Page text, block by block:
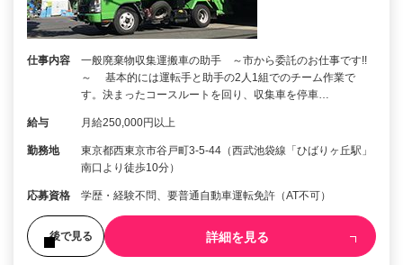
仕事内容
一般廃棄物収集運搬車の助手 ～市から委託のお仕事です!!
～ 基本的には運転手と助手の2人1組でのチーム作業で
す。決まったコースルートを回り、収集車を停車…
給与 月給250,000円以上
勤務地
東京都西東京市谷戸町3-5-44（西武池袋線「ひばりヶ丘駅」
南口より徒歩10分）
応募資格 学歴・経験不問、要普通自動車運転免許（AT不可）
後で見る 詳細を見る